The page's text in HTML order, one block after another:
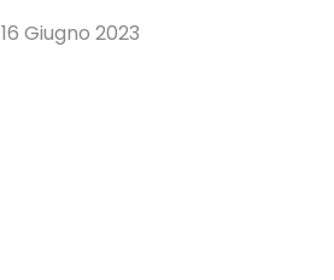
16 Giugno 2023